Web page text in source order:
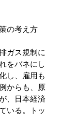
の考え方
ガス規制に
をバネにし
し、雇用も
からも、原
、日本経済
いる。トッ